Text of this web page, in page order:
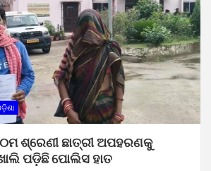
ଶ୍ରେଣୀ ଛାତ୍ରୀ ଅପହରଣକୁ
ପଡ଼ିଛି ପୋଲିସ ହାତ